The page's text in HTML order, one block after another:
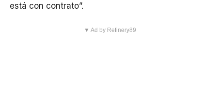
está con contrato”.
▼ Ad by Refinery89